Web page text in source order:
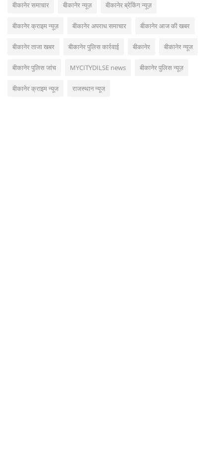
बीकानेर समाचार बीकानेर न्यूज़ बीकानेर ब्रेकिंग न्यूज़
बीकानेर क्राइम न्यूज़ बीकानेर अपराध समाचार बीकानेर आज की खबर
बीकानेर ताजा खबर बीकानेर पुलिस कार्रवाई बीकानेर बीकानेर न्यूज
बीकानेर पुलिस जांच MYCITYDILSE news बीकानेर पुलिस न्यूज़
बीकानेर क्राइम न्यूज राजस्थान न्यूज